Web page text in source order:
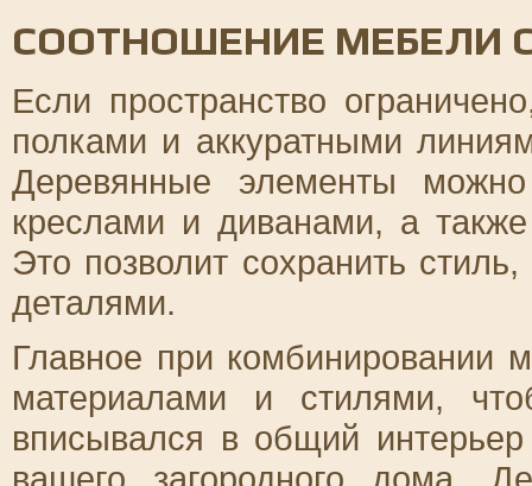
СООТНОШЕНИЕ МЕБЕЛИ
Если пространство
полками и аккуратными
Деревянные элементы
креслами и диванами, а
Это позволит сохранить
деталями.
Главное при комбинировании
материалами и стилями,
вписывался в общий